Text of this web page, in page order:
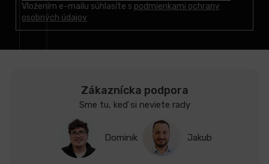
Vložením e-mailu súhlasíte s podmienkami ochrany
osobných údajov
Zákaznícka podpora
Sme tu, keď si neviete rady
Dominik Jakub